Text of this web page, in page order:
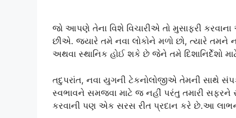
જો આપણે તેના વિશે વિચારીએ તો મુસાફરી
છીએ. જ્યારે તમે નવા લોકોને મળો છો, ત્યારે તમને
અથવા સ્થાનિક હોઈ શકે છે જેને તમે દિશાનિર્દેશો
તદુપરાંત, નવા યુગની ટેકનોલોજીએ તેમની સાથે
સ્વભાવને સમજવા માટે જ નહીં પરંતુ તમારી સફરને
કરવાની પણ એક સરસ રીત પ્રદાન કરે છે.આ